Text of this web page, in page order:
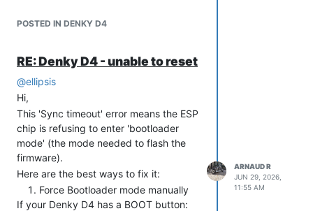
POSTED IN DENKY D4
RE: Denky D4 - unable to reset
@ellipsis
Hi,
This 'Sync timeout' error means the ESP
chip is refusing to enter 'bootloader
mode' (the mode needed to flash the
firmware).
Here are the best ways to fix it:
Force Bootloader mode manually
If your Denky D4 has a BOOT button:
ARNAUD R
JUN 29, 2026,
11:55 AM